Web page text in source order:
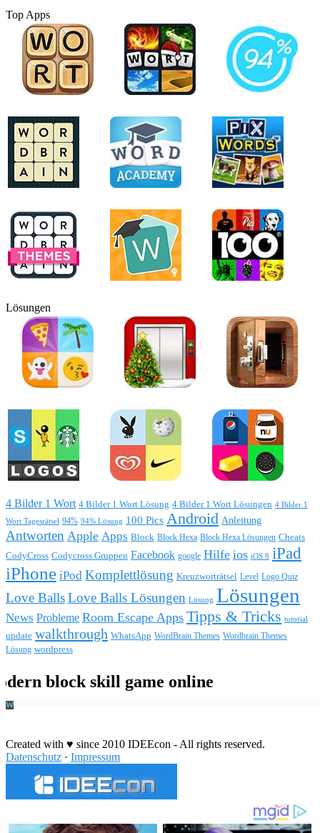
Top Apps
Lösungen
4 Bilder 1 Wort 4 Bilder 1 Wort Lösung 4 Bilder 1 Wort Lösungen 4 Bilder 1
Wort Tagesrätsel 94% 94% Lösung 100 Pics Android Anleitung
Antworten Apple Apps Block Block Hexa Block Hexa Lösungen Cheats
CodyCross Codycross Gruppen Facebook google Hilfe ios iOS 8 iPad
iPhone iPod Komplettlösung Kreuzworträtsel Level Logo Quiz
Love BallsLove Balls Lösungen Lösung Lösungen
News Probleme Room Escape Apps Tipps & Tricks tutorial
update walkthrough WhatsApp WordBrain Themes Wordbrain Themes
Lösung wordpress
Created with ♥ since 2010 IDEEcon - All rights reserved.
Datenschutz · Impressum